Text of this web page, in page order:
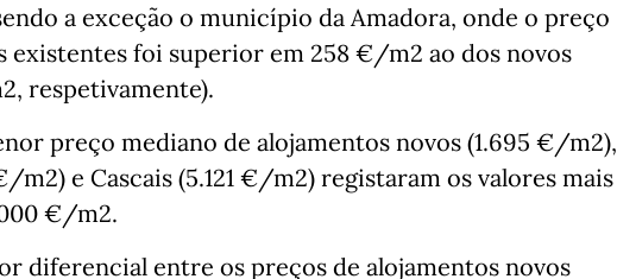
a exceção o município da Amadora, onde o preço
existentes foi superior em 258 €/m2 ao dos novos
respetivamente).
preço mediano de alojamentos novos (1.695 €/m2),
e Cascais (5.121 €/m2) registaram os valores mais
€/m2.
diferencial entre os preços de alojamentos novos